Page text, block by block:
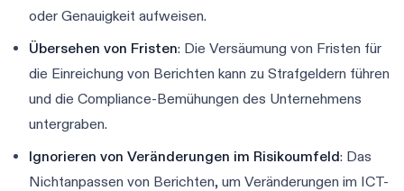
oder Genauigkeit aufweisen.
Übersehen von Fristen: Die Versäumung von Fristen für
die Einreichung von Berichten kann zu Strafgeldern führen
und die Compliance-Bemühungen des Unternehmens
untergraben.
Ignorieren von Veränderungen im Risikoumfeld: Das
Nichtanpassen von Berichten, um Veränderungen im ICT-